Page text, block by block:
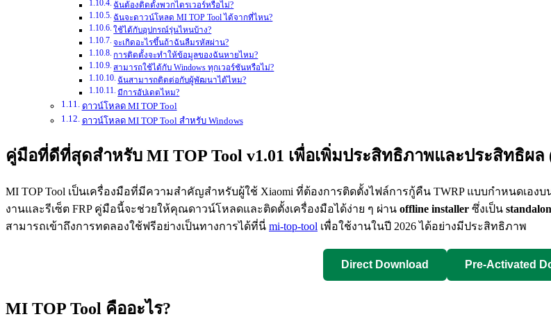
ฉันต้องติดตั้งพวกไดรเวอร์หรือไม่?
ฉันจะดาวน์โหลด MI TOP Tool ได้จากที่ไหน?
ใช้ได้กับอุปกรณ์รุ่นไหนบ้าง?
จะเกิดอะไรขึ้นถ้าฉันลืมรหัสผ่าน?
การติดตั้งจะทำให้ข้อมูลของฉันหายไหม?
สามารถใช้ได้กับ Windows ทุกเวอร์ชันหรือไม่?
ฉันสามารถติดต่อกับผู้พัฒนาได้ไหม?
มีการอัปเดตไหม?
ดาวน์โหลด MI TOP Tool
ดาวน์โหลด MI TOP Tool สำหรับ Windows
คู่มือที่ดีที่สุดสำหรับ MI TOP Tool v1.01 เพื่อเพิ่มประสิทธิภาพและประสิทธิผล
MI TOP Tool เป็นเครื่องมือที่มีความสำคัญสำหรับผู้ใช้ Xiaomi ที่ต้องการติดตั้งไฟล์การกู้คืน TWRP แบบกำหนดเ
งานและรีเซ็ต FRP คู่มือนี้จะช่วยให้คุณดาวน์โหลดและติดตั้งเครื่องมือได้ง่าย ๆ ผ่าน offline installer ซึ่งเป็น
สามารถเข้าถึงการทดลองใช้ฟรีอย่างเป็นทางการได้ที่นี่ mi-top-tool เพื่อใช้งานในปี 2026 ได้อย่างมีประสิทธิภาพ
Direct Download Pre-Activated
MI TOP Tool คืออะไร?